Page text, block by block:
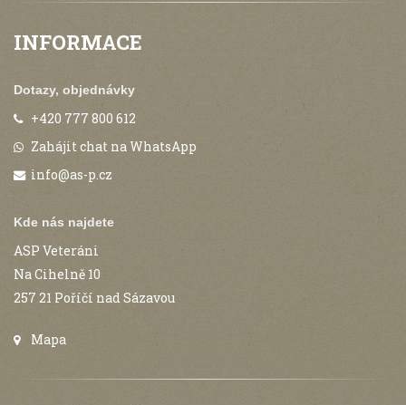
INFORMACE
Dotazy, objednávky
+420 777 800 612
Zahájit chat na WhatsApp
info@as-p.cz
Kde nás najdete
ASP Veteráni
Na Cihelně 10
257 21 Poříčí nad Sázavou
Mapa